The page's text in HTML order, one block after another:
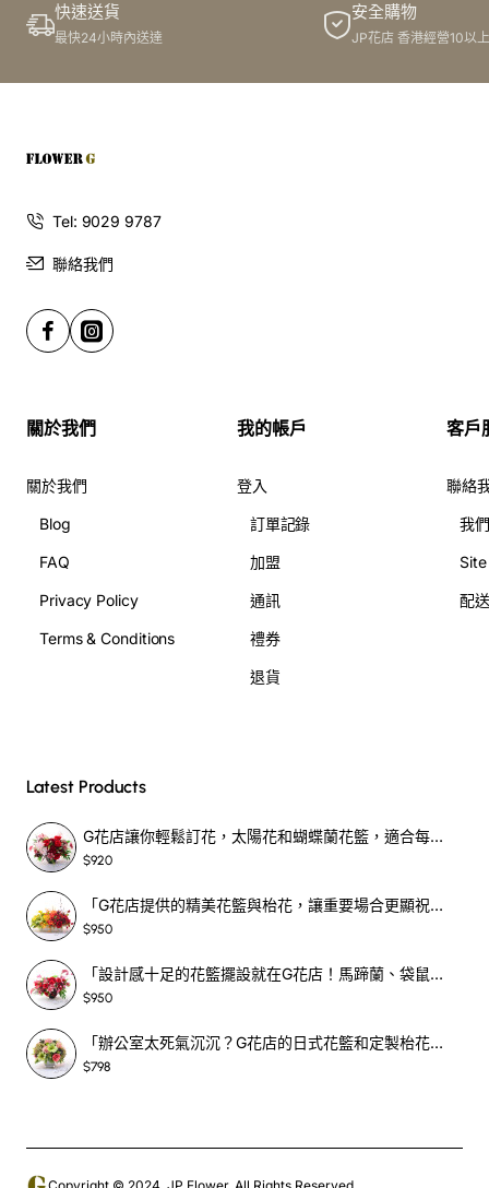
快速送貨
最快24小時內送達
安全購物
JP花店 香港經營10以
Tel: 9029 9787
聯絡我們
關於我們
關於我們
Blog
FAQ
Privacy Policy
Terms & Conditions
我的帳戶
登入
訂單記錄
加盟
通訊
禮券
退貨
客戶
聯絡
我
配
Latest Products
G花店讓你輕鬆訂花，太陽花和蝴蝶蘭花籃，適合每個重要時刻！-SF390
$920
「G花店提供的精美花籃與枱花，讓重要場合更顯祝賀與喜悅，適合各種用場！」-SF398
$950
「設計感十足的花籃擺設就在G花店！馬蹄蘭、袋鼠爪、罌粟花，為你的重大場合增光添彩！」-SF209
$950
「辦公室太死氣沉沉？G花店的日式花籃和定製枱花，為你帶來新鮮感！」-SF465
$798